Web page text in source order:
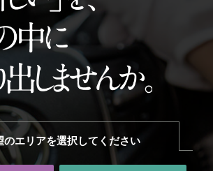
のエリアを選択してください